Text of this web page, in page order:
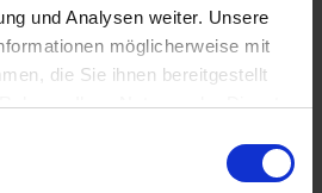
und Analysen weiter. Unsere
möglicherweise mit
die Sie ihnen bereitgestellt
Ihrer Nutzung der Dienste
Webseite weiterhin nutzen.
einstellbar. Zug- /...
mehr